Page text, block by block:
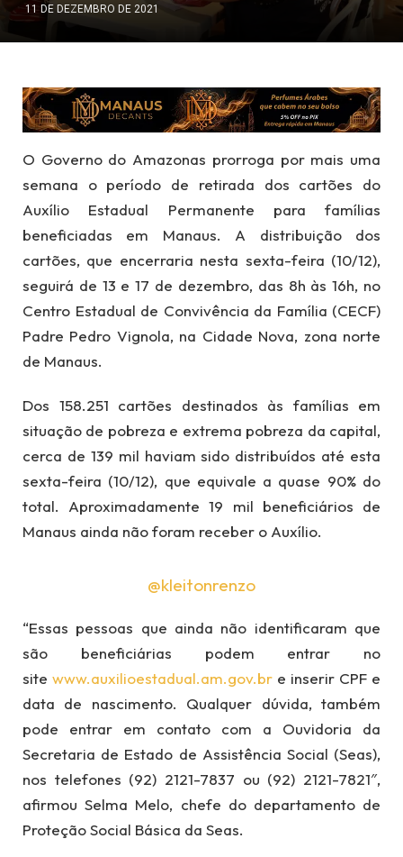
11 DE DEZEMBRO DE 2021
O Governo do Amazonas prorroga por mais uma
semana o período de retirada dos cartões do
Auxílio Estadual Permanente para famílias
beneficiadas em Manaus. A distribuição dos
cartões, que encerraria nesta sexta-feira (10/12),
seguirá de 13 e 17 de dezembro, das 8h às 16h, no
Centro Estadual de Convivência da Família (CECF)
Padre Pedro Vignola, na Cidade Nova, zona norte
de Manaus.
Dos 158.251 cartões destinados às famílias em
situação de pobreza e extrema pobreza da capital,
cerca de 139 mil haviam sido distribuídos até esta
sexta-feira (10/12), que equivale a quase 90% do
total. Aproximadamente 19 mil beneficiários de
Manaus ainda não foram receber o Auxílio.
@kleitonrenzo
“Essas pessoas que ainda não identificaram que
são beneficiárias podem entrar no
site www.auxilioestadual.am.gov.br e inserir CPF e
data de nascimento. Qualquer dúvida, também
pode entrar em contato com a Ouvidoria da
Secretaria de Estado de Assistência Social (Seas),
nos telefones (92) 2121-7837 ou (92) 2121-7821″,
afirmou Selma Melo, chefe do departamento de
Proteção Social Básica da Seas.